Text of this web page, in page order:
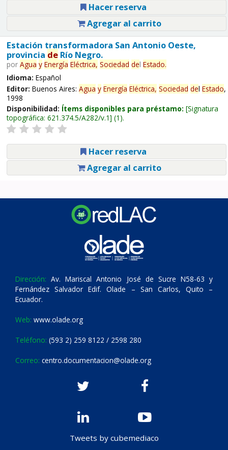
Hacer reserva
Agregar al carrito
Estación transformadora San Antonio Oeste,
provincia deRío Negro.
por Agua y Energía Eléctrica, Sociedad del Estado.
Idioma: Español
Editor: Buenos Aires: Agua y Energía Eléctrica, Sociedad del Estado,
1998
Disponibilidad: Ítems disponibles para préstamo: Signatura
topográfica: 621.374.5/A282/v.1 (1).
Hacer reserva
Agregar al carrito
Dirección: Av. Mariscal Antonio José de Sucre N58-63 y
Fernández Salvador Edif. Olade – San Carlos, Quito –
Ecuador.
Web: www.olade.org
Teléfono: (593 2) 259 8122 / 2598 280
Correo: centro.documentacion@olade.org
Tweets by cubemediaco